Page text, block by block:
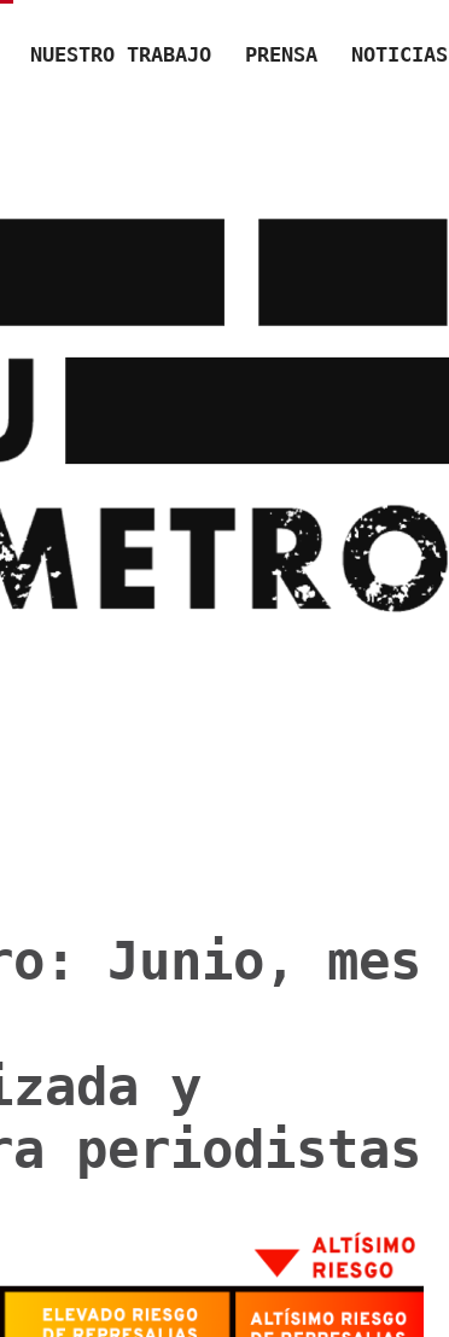
NUESTRO TRABAJO PRENSA NOTICIAS
Junio, mes
y
periodistas